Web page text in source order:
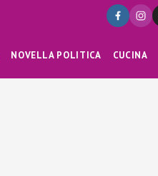
NOVELLA POLITICA CUCINA